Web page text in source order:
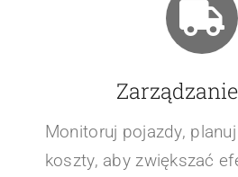
Monitoruj pojazdy,
koszty, aby zwiększać